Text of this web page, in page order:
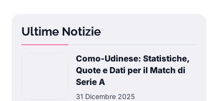
Ultime Notizie
Como-Udinese: Statistiche,
Quote e Dati per il Match di
Serie A
31 Dicembre 2025